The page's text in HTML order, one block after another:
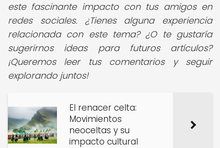
este fascinante impacto con tus amigos en
redes sociales. ¿Tienes alguna experiencia
relacionada con este tema? ¿O te gustaría
sugerirnos ideas para futuros artículos?
¡Queremos leer tus comentarios y seguir
explorando juntos!
El renacer celta:
Movimientos
neoceltas y su
impacto cultural